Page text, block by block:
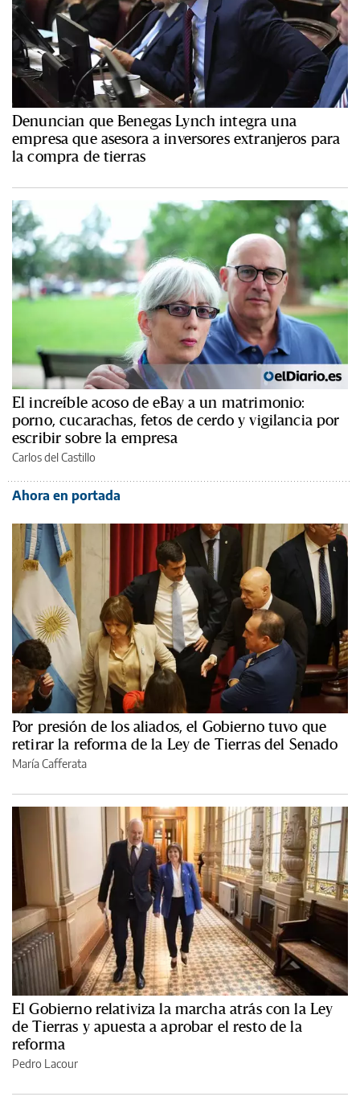
Denuncian que Benegas Lynch integra una
empresa que asesora a inversores extranjeros para
la compra de tierras
El increíble acoso de eBay a un matrimonio:
porno, cucarachas, fetos de cerdo y vigilancia por
escribir sobre la empresa
Carlos del Castillo
Ahora en portada
Por presión de los aliados, el Gobierno tuvo que
retirar la reforma de la Ley de Tierras del Senado
María Cafferata
El Gobierno relativiza la marcha atrás con la Ley
de Tierras y apuesta a aprobar el resto de la
reforma
Pedro Lacour